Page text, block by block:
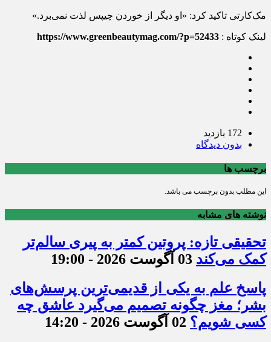
مک‌کارتی تاکید کرد: «او دیگر از خوردن چیپس لذت نمی‌برد.»
لینک کوتاه : https://www.greenbeautymag.com/?p=52433
172 بازدید
بدون دیدگاه
برچسب ها
این مطلب بدون برچسب می باشد.
نوشته های مشابه
تحقیقی تازه: پروتین کمتر به پیری سالم‌تر
کمک می‌کند 03 آگوست 2026 - 19:00
پاسخ علم به یکی از قدیمی‌ترین پرسش‌های
بشر؛ مغز چگونه تصمیم می‌گیرد عاشق چه
کسی شویم؟ 02 آگوست 2026 - 14:20